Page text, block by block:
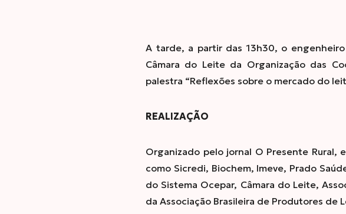
A tarde, a partir das 13h30, o
Câmara do Leite da Organização das
palestra “Reflexões sobre o mercado do
REALIZAÇÃO
Organizado pelo jornal O Presente Rural,
como Sicredi, Biochem, Imeve, Prado
do Sistema Ocepar, Câmara do Leite,
da Associação Brasileira de Produtores de